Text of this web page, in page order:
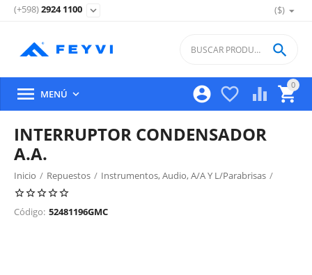
($)
(+598)2924 1100 expand_more
0

 


 MENÚ 
INTERRUPTOR CONDENSADOR
A.A.
Inicio / Repuestos / Instrumentos, Audio, A/A Y L/Parabrisas /
Condensador Y Caños A.A.
Código: 52481196GMC